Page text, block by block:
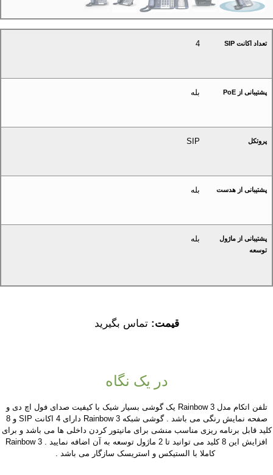
تعداد اکانت SIP 4
پشتیبانی از PoE بله
پروتکل SIP
پشتیبانی از هدست بله
پشتیبانی از ماژول
توسعه
بله
قیمت:تماس بگیرید
در یک نگاه
تلفن اتکام مدل Rainbow 3 یک گوشی بسیار شیک با کیفیت صدای فول اچ دی و
صفحه نمایش رنگی می باشد . گوشی شبکه Rainbow 3 دارای 4 اکانت SIP و 8
کلید قابل برنامه ریزی مناسب منشی برای مانیتور کردن داخلی ها می باشد و برای
افزایش این 8 کلید می توانید تا 2 ماژول توسعه به آن اضافه نمایید . Rainbow 3
کاملا با الستیکس و استریسک سازگار می باشد .